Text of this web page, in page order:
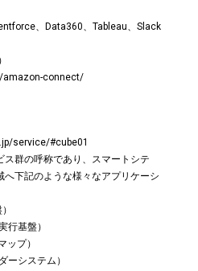
、Data360、Tableau、Slack
amazon-connect/
service/#cube01
群の呼称であり、スマートシテ
へ下記のような様々なアプリケーシ
行基盤）
プ）
ーシステム）